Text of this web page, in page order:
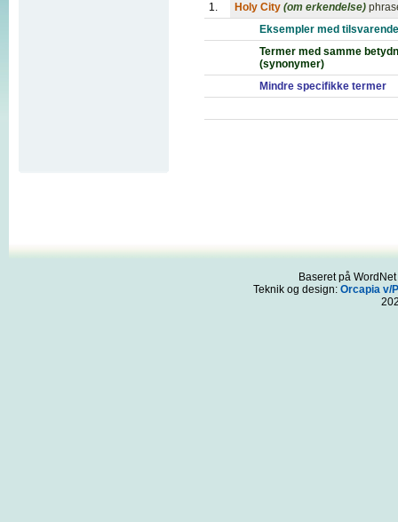
1. Holy City (om erkendelse)
Eksempler med
Termer med samme
(synonymer)
Mindre specifikke termer
Baseret på
Teknik og design: Orcapia v/